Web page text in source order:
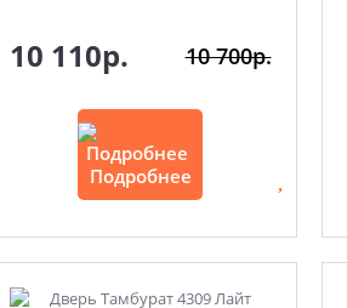
10 110р. 10 700р.
Подробнее